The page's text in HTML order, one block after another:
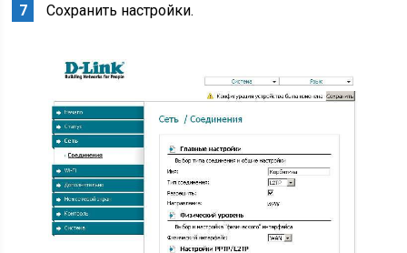
Сохранить настройки.